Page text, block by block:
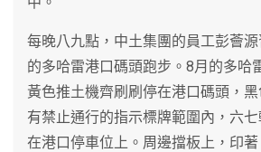
每晚八九點，中土集團的員工彭薈
的多哈雷港口碼頭跑步。8月的多哈
黃色推土機齊刷刷停在港口碼頭，
有禁止通行的指示標牌範圍內，六
在港口停車位上。周邊擋板上，印